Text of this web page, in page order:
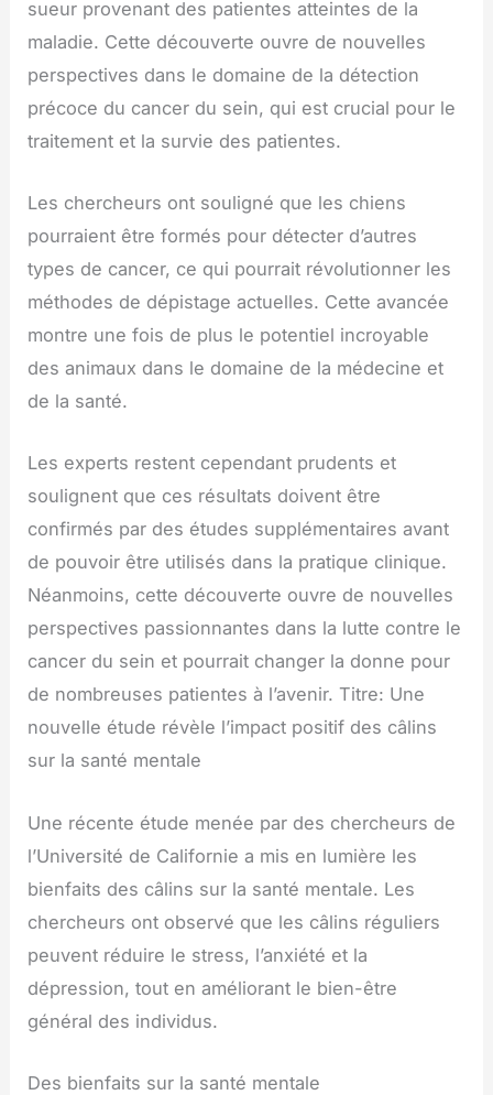
sueur provenant des patientes atteintes de la
maladie. Cette découverte ouvre de nouvelles
perspectives dans le domaine de la détection
précoce du cancer du sein, qui est crucial pour le
traitement et la survie des patientes.
Les chercheurs ont souligné que les chiens
pourraient être formés pour détecter d’autres
types de cancer, ce qui pourrait révolutionner les
méthodes de dépistage actuelles. Cette avancée
montre une fois de plus le potentiel incroyable
des animaux dans le domaine de la médecine et
de la santé.
Les experts restent cependant prudents et
soulignent que ces résultats doivent être
confirmés par des études supplémentaires avant
de pouvoir être utilisés dans la pratique clinique.
Néanmoins, cette découverte ouvre de nouvelles
perspectives passionnantes dans la lutte contre le
cancer du sein et pourrait changer la donne pour
de nombreuses patientes à l’avenir. Titre: Une
nouvelle étude révèle l’impact positif des câlins
sur la santé mentale
Une récente étude menée par des chercheurs de
l’Université de Californie a mis en lumière les
bienfaits des câlins sur la santé mentale. Les
chercheurs ont observé que les câlins réguliers
peuvent réduire le stress, l’anxiété et la
dépression, tout en améliorant le bien-être
général des individus.
Des bienfaits sur la santé mentale